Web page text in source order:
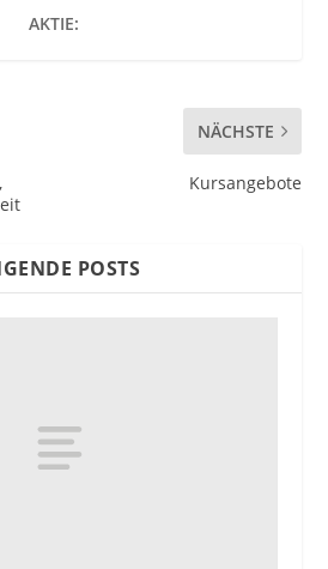
AKTIE:
NÄCHSTE
Kursangebote
POSTS